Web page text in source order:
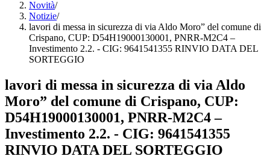
Novità/
Notizie/
lavori di messa in sicurezza di via Aldo Moro” del comune di
Crispano, CUP: D54H19000130001, PNRR-M2C4 –
Investimento 2.2. - CIG: 9641541355 RINVIO DATA DEL
SORTEGGIO
lavori di messa in sicurezza di via Aldo
Moro” del comune di Crispano, CUP:
D54H19000130001, PNRR-M2C4 –
Investimento 2.2. - CIG: 9641541355
RINVIO DATA DEL SORTEGGIO